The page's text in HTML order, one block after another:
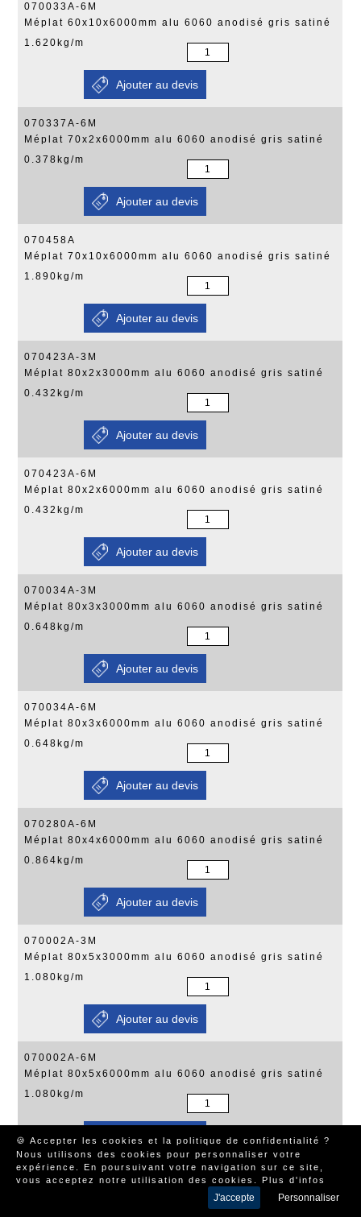
070033A-6M
Méplat 60x10x6000mm alu 6060 anodisé gris satiné
1.620kg/m
070337A-6M
Méplat 70x2x6000mm alu 6060 anodisé gris satiné
0.378kg/m
070458A
Méplat 70x10x6000mm alu 6060 anodisé gris satiné
1.890kg/m
070423A-3M
Méplat 80x2x3000mm alu 6060 anodisé gris satiné
0.432kg/m
070423A-6M
Méplat 80x2x6000mm alu 6060 anodisé gris satiné
0.432kg/m
070034A-3M
Méplat 80x3x3000mm alu 6060 anodisé gris satiné
0.648kg/m
070034A-6M
Méplat 80x3x6000mm alu 6060 anodisé gris satiné
0.648kg/m
070280A-6M
Méplat 80x4x6000mm alu 6060 anodisé gris satiné
0.864kg/m
070002A-3M
Méplat 80x5x3000mm alu 6060 anodisé gris satiné
1.080kg/m
070002A-6M
Méplat 80x5x6000mm alu 6060 anodisé gris satiné
1.080kg/m
070112A-3M
Méplat 80x8x3000mm alu 6060 anodisé gris satiné
🍪 Accepter les cookies et la politique de confidentialité ?
Nous utilisons des cookies pour personnaliser votre
expérience. En poursuivant votre navigation sur ce site,
vous acceptez notre utilisation des cookies. Plus d'infos
J'accepte Personnaliser